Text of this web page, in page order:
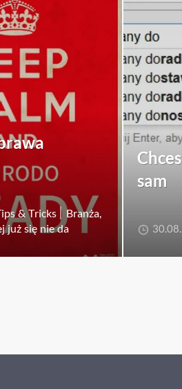
& Tricks
Branża,
już się nie da
sam